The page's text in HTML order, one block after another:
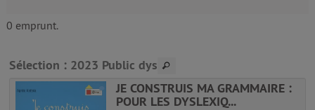
0 emprunt.
Sélection : 2023 Public dys
JE CONSTRUIS MA GRAMMAIRE :
POUR LES DYSLEXIQ...